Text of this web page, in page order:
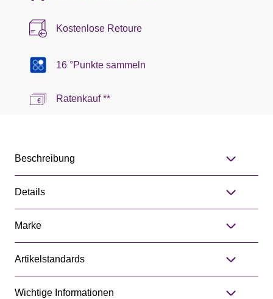
Kostenlose Retoure
16 °Punkte sammeln
Ratenkauf **
Beschreibung
Details
Marke
Artikelstandards
Wichtige Informationen